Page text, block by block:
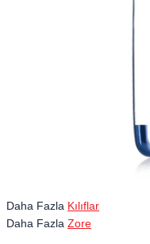
Daha Fazla Kılıflar
Daha Fazla Zore